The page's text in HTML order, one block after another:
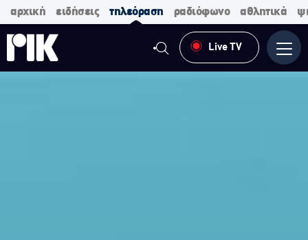
αρχική ειδήσεις τηλεόραση ραδιόφωνο αθλητικά
Live TV